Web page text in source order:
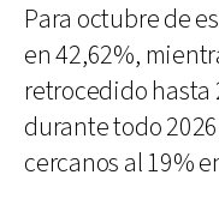
Para octubre de
en 42,62%,
retrocedido hasta
durante todo
cercanos al 19%